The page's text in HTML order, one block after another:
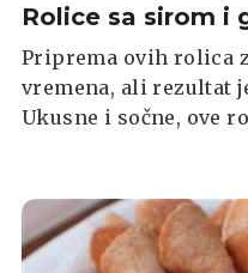
Rolice sa sirom i
Priprema ovih rolica
vremena, ali rezultat
Ukusne i sočne, ove
ispuniti vaš dom.